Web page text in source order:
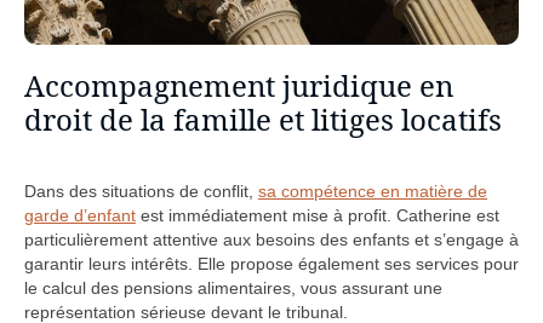
Accompagnement juridique en
droit de la famille et litiges locatifs
Dans des situations de conflit, sa compétence en matière de
garde d’enfant est immédiatement mise à profit. Catherine est
particulièrement attentive aux besoins des enfants et s’engage à
garantir leurs intérêts. Elle propose également ses services pour
le calcul des pensions alimentaires, vous assurant une
représentation sérieuse devant le tribunal.